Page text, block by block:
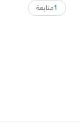
1متابعة